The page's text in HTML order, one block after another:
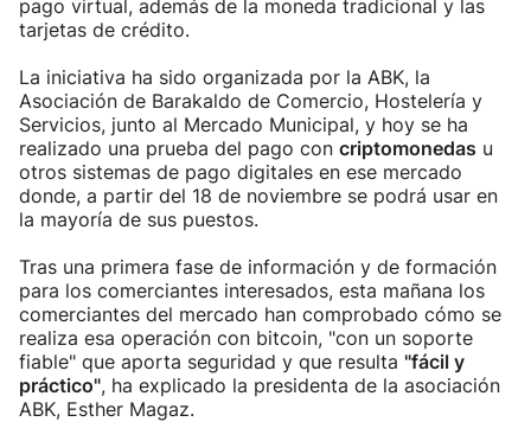
pago virtual, además de la moneda tradicional y las
tarjetas de crédito.
La iniciativa ha sido organizada por la ABK, la
Asociación de Barakaldo de Comercio, Hostelería y
Servicios, junto al Mercado Municipal, y hoy se ha
realizado una prueba del pago con criptomonedas u
otros sistemas de pago digitales en ese mercado
donde, a partir del 18 de noviembre se podrá usar en
la mayoría de sus puestos.
Tras una primera fase de información y de formación
para los comerciantes interesados, esta mañana los
comerciantes del mercado han comprobado cómo se
realiza esa operación con bitcoin, "con un soporte
fiable" que aporta seguridad y que resulta "fácil y
práctico", ha explicado la presidenta de la asociación
ABK, Esther Magaz.